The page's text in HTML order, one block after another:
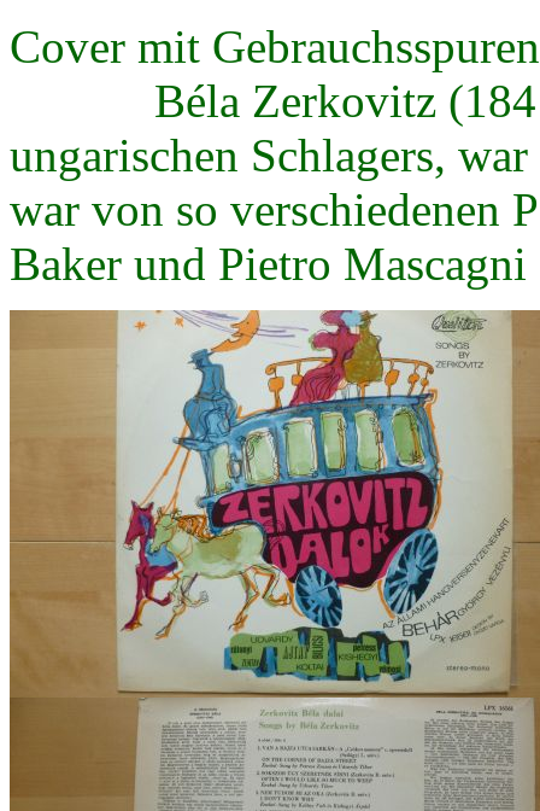
Cover mit
Béla Zerkovitz (1841-
ungarischen Schlagers,
war von so verschiedenen
Baker und Pietro Mascagni